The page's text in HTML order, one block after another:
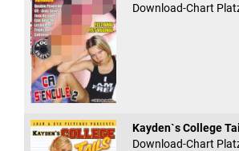
Download-Chart
Kayden`s College
Download-Chart